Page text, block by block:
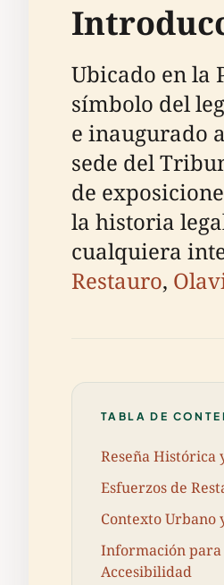
Ubicado en la
símbolo del
e inaugurado
sede del
de
la historia
cualquiera
Restauro,
TABLA DE
Reseña
Esfuerzos de
Contexto Urbano
Información para
Accesibilidad